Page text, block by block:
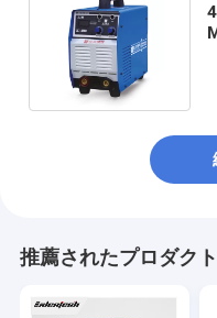
推薦されたプロダクト